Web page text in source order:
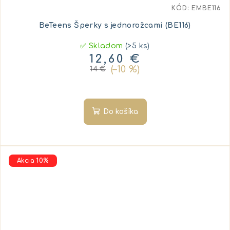
BeTeens Šperky s jednorožcami (BE116)
✅ Skladom(>5 ks)
12,60 €
14 € (–10 %)
Do košíka
KÓD: EMBE116
Akcia 10%